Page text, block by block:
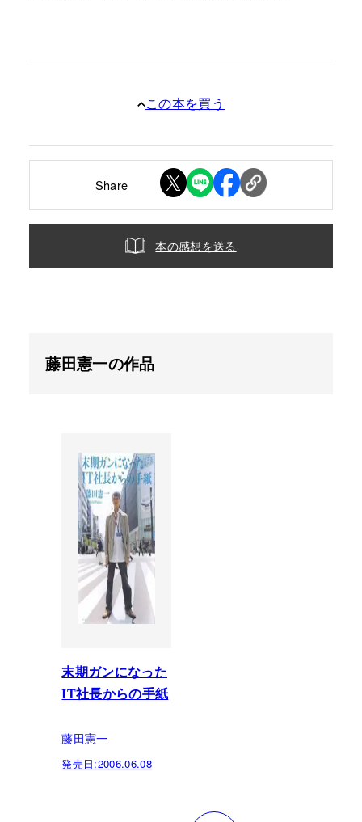
この本を買う
Share
本の感想を送る
藤田憲一の作品
末期ガンになった
IT社長からの手紙
藤田憲一
発売日:2006.06.08